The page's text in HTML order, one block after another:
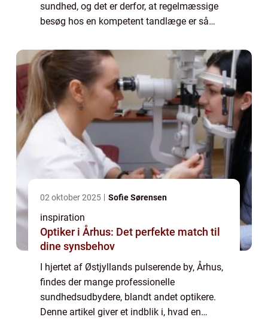
sundhed, og det er derfor, at regelmæssige
besøg hos en kompetent tandlæge er så
02 oktober 2025 Sofie Sørensen
inspiration
Optiker i Århus: Det perfekte match til
dine synsbehov
I hjertet af Østjyllands pulserende by, Århus,
findes der mange professionelle
sundhedsudbydere, blandt andet optikere.
Denne artikel giver et indblik i, hvad en